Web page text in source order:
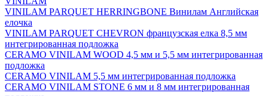
VINILAM PARQUET HERRINGBONE Винилам Английская
елочка
VINILAM PARQUET CHEVRON французская елка 8,5 мм
интегрированная подложка
CERAMO VINILAM WOOD 4,5 мм и 5,5 мм интегрированная
подложка
CERAMO VINILAM 5,5 мм интегрированная подложка
CERAMO VINILAM STONE 6 мм и 8 мм интегрированная